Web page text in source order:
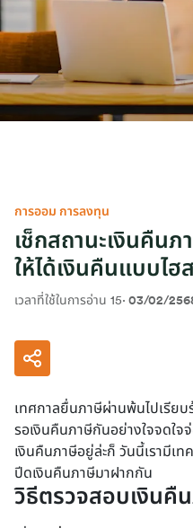
การออม การลงทุน
เช็กสถานะเงินคืน
ให้ได้เงินคืนแบบไฮ
เวลาที่ใช้ในการอ่าน 15· 03/02/
เทศกาลยื่นภาษีผ่านพ้นไปเรีย
รอเงินคืนภาษีกันอย่างใจจดใจ
เงินคืนภาษีอยู่ล่ะก็ วันนี้เรามีเ
ปีดเงินคืนภาษีมาฝากกัน
วิธีตรวจสอบเงินคื